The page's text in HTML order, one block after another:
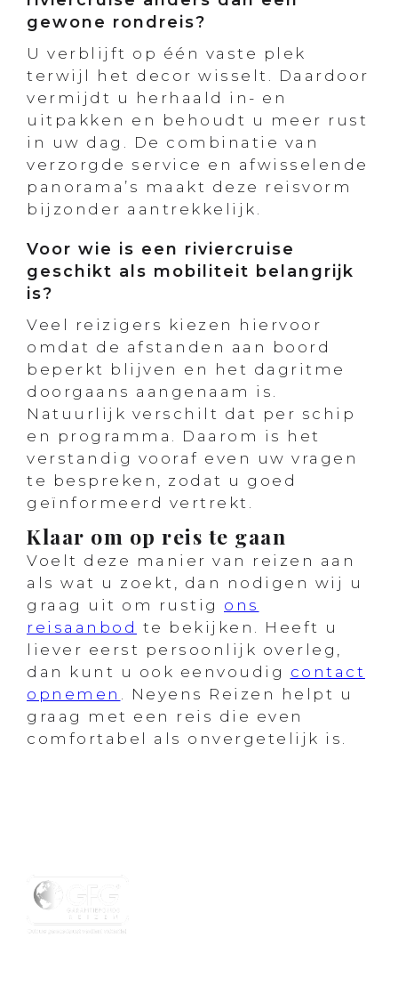
gewone rondreis?
U verblijft op één vaste plek
terwijl het decor wisselt. Daardoor
vermijdt u herhaald in- en
uitpakken en behoudt u meer rust
in uw dag. De combinatie van
verzorgde service en afwisselende
panorama’s maakt deze reisvorm
bijzonder aantrekkelijk.
Voor wie is een riviercruise
geschikt als mobiliteit belangrijk
is?
Veel reizigers kiezen hiervoor
omdat de afstanden aan boord
beperkt blijven en het dagritme
doorgaans aangenaam is.
Natuurlijk verschilt dat per schip
en programma. Daarom is het
verstandig vooraf even uw vragen
te bespreken, zodat u goed
geïnformeerd vertrekt.
Klaar om op reis te gaan
Voelt deze manier van reizen aan
als wat u zoekt, dan nodigen wij u
graag uit om rustig ons
reisaanbod te bekijken. Heeft u
liever eerst persoonlijk overleg,
dan kunt u ook eenvoudig contact
opnemen . Neyens Reizen helpt u
graag met een reis die even
comfortabel als onvergetelijk is.